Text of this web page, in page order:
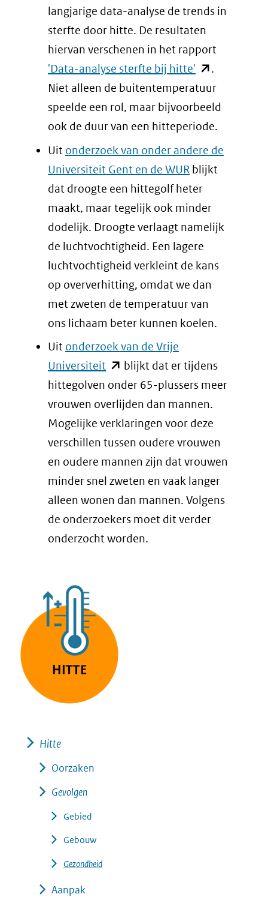
langjarige data-analyse de trends in
sterfte door hitte. De resultaten
hiervan verschenen in het rapport
'Data-analyse sterfte bij hitte' (opent
in
nieuw
venster)
(verwijst
naar
een
andere
website)
.
Niet alleen de buitentemperatuur
speelde een rol, maar bijvoorbeeld
ook de duur van een hitteperiode.
Uit onderzoek van onder andere de
Universiteit Gent en de WUR blijkt
dat droogte een hittegolf heter
maakt, maar tegelijk ook minder
dodelijk. Droogte verlaagt namelijk
de luchtvochtigheid. Een lagere
luchtvochtigheid verkleint de kans
op oververhitting, omdat we dan
met zweten de temperatuur van
ons lichaam beter kunnen koelen.
Uit onderzoek van de Vrije
Universiteit (opent
in
nieuw
venster)
(verwijst
naar
een
andere
website)
blijkt dat er tijdens
hittegolven onder 65-plussers meer
vrouwen overlijden dan mannen.
Mogelijke verklaringen voor deze
verschillen tussen oudere vrouwen
en oudere mannen zijn dat vrouwen
minder snel zweten en vaak langer
alleen wonen dan mannen. Volgens
de onderzoekers moet dit verder
onderzocht worden.
Hitte
Oorzaken
Gevolgen
Gebied
Gebouw
Gezondheid
Aanpak